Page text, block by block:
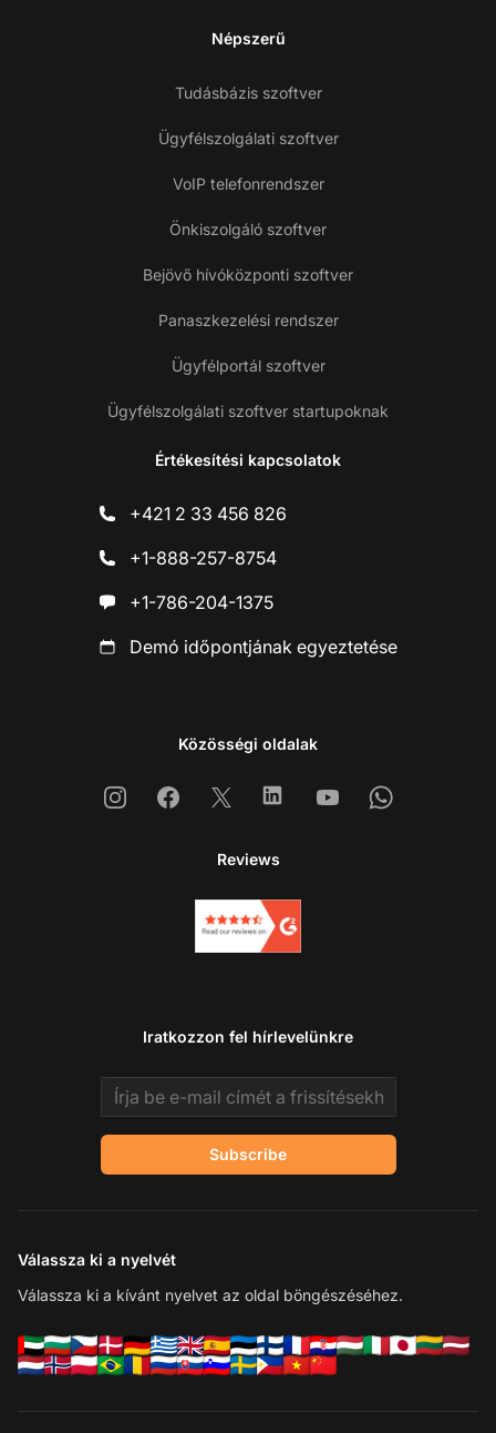
Népszerű
Tudásbázis szoftver
Ügyfélszolgálati szoftver
VoIP telefonrendszer
Önkiszolgáló szoftver
Bejövő hívóközponti szoftver
Panaszkezelési rendszer
Ügyfélportál szoftver
Ügyfélszolgálati szoftver startupoknak
Értékesítési kapcsolatok
+421 2 33 456 826
+1-888-257-8754
+1-786-204-1375
Demó időpontjának egyeztetése
Közösségi oldalak
InstagramFacebook
X LinkedinYoutubeWhatsapp
Reviews
Iratkozzon fel hírlevelünkre
Email address
Subscribe
Válassza ki a nyelvét
Válassza ki a kívánt nyelvet az oldal böngészéséhez.